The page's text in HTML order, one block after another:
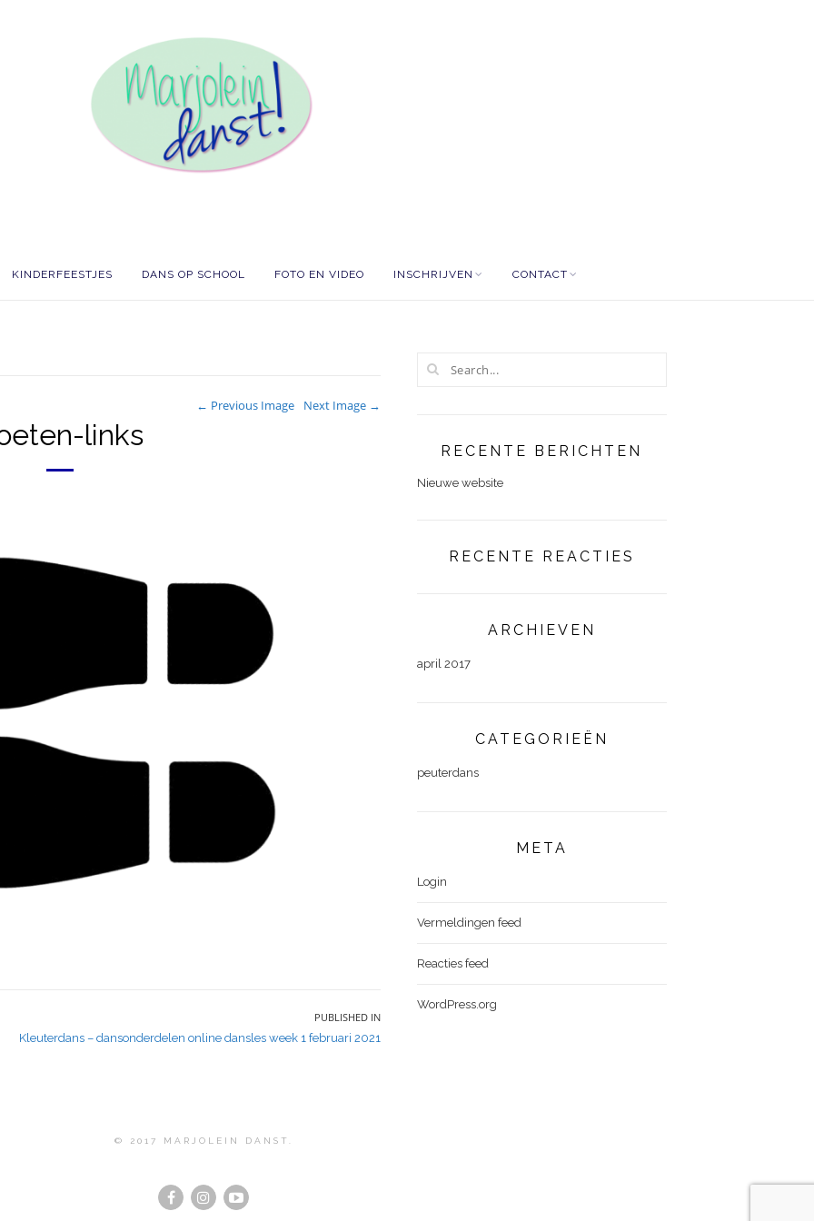
KINDERFEESTJES DANS OP SCHOOL FOTO EN VIDEO INSCHRIJVEN CONTACT
← Previous Image Next Image →
links
PUBLISHED IN
Kleuterdans – dansonderdelen online dansles week 1 februari 2021
RECENTE BERICHTEN
Nieuwe website
RECENTE REACTIES
ARCHIEVEN
april 2017
CATEGORIEËN
peuterdans
META
Login
Vermeldingen feed
Reacties feed
WordPress.org
© 2017 MARJOLEIN DANST.